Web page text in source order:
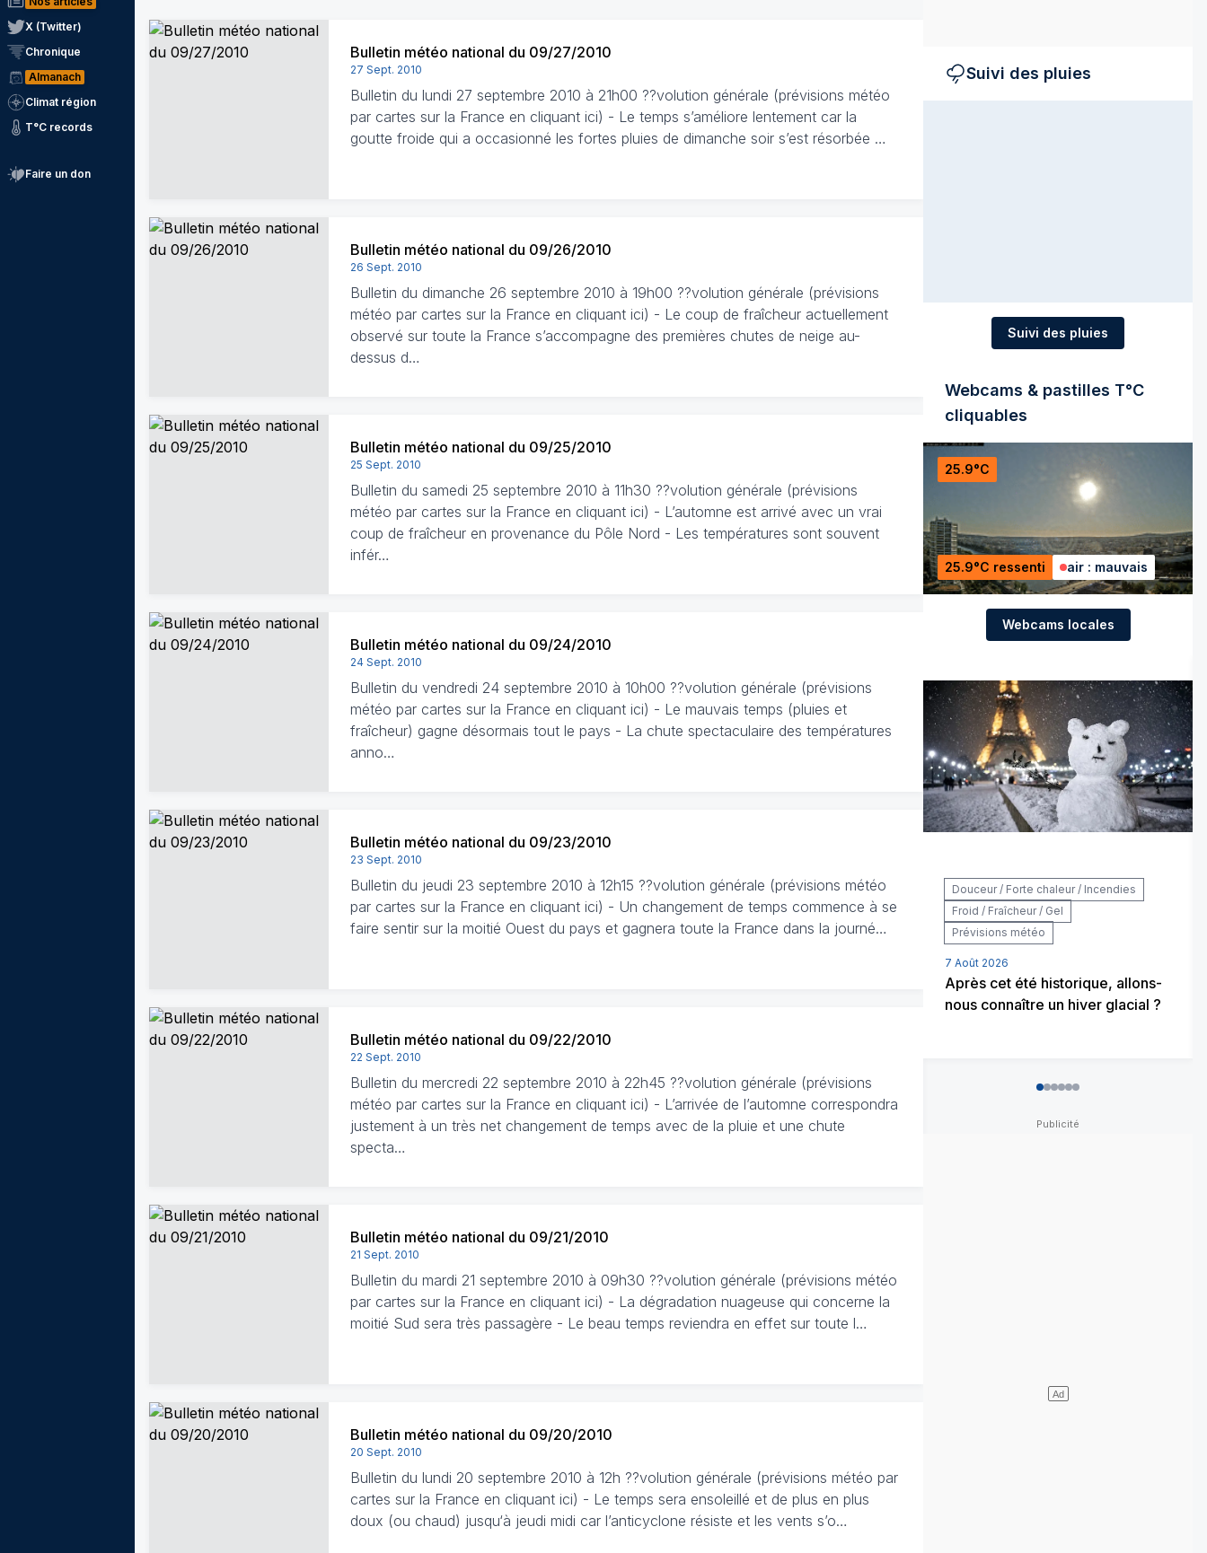
X (Twitter)
Chronique
Almanach
Climat région
T°C records
Faire un don
Bulletin météo national du 09/27/2010
27 Sept. 2010
Bulletin du lundi 27 septembre 2010 à 21h00 ??volution générale (prévisions météo
par cartes sur la France en cliquant ici) - Le temps s’améliore lentement car la
goutte froide qui a occasionné les fortes pluies de dimanche soir s’est résorbée …
Bulletin météo national du 09/26/2010
26 Sept. 2010
Bulletin du dimanche 26 septembre 2010 à 19h00 ??volution générale (prévisions
météo par cartes sur la France en cliquant ici) - Le coup de fraîcheur actuellement
observé sur toute la France s’accompagne des premières chutes de neige au-
dessus d…
Bulletin météo national du 09/25/2010
25 Sept. 2010
Bulletin du samedi 25 septembre 2010 à 11h30 ??volution générale (prévisions
météo par cartes sur la France en cliquant ici) - L’automne est arrivé avec un vrai
coup de fraîcheur en provenance du Pôle Nord - Les températures sont souvent
infér…
Bulletin météo national du 09/24/2010
24 Sept. 2010
Bulletin du vendredi 24 septembre 2010 à 10h00 ??volution générale (prévisions
météo par cartes sur la France en cliquant ici) - Le mauvais temps (pluies et
fraîcheur) gagne désormais tout le pays - La chute spectaculaire des températures
anno…
Bulletin météo national du 09/23/2010
23 Sept. 2010
Bulletin du jeudi 23 septembre 2010 à 12h15 ??volution générale (prévisions météo
par cartes sur la France en cliquant ici) - Un changement de temps commence à se
faire sentir sur la moitié Ouest du pays et gagnera toute la France dans la journé…
Bulletin météo national du 09/22/2010
22 Sept. 2010
Bulletin du mercredi 22 septembre 2010 à 22h45 ??volution générale (prévisions
météo par cartes sur la France en cliquant ici) - L’arrivée de l’automne correspondra
justement à un très net changement de temps avec de la pluie et une chute
specta…
Bulletin météo national du 09/21/2010
21 Sept. 2010
Bulletin du mardi 21 septembre 2010 à 09h30 ??volution générale (prévisions météo
par cartes sur la France en cliquant ici) - La dégradation nuageuse qui concerne la
moitié Sud sera très passagère - Le beau temps reviendra en effet sur toute l…
Bulletin météo national du 09/20/2010
20 Sept. 2010
Bulletin du lundi 20 septembre 2010 à 12h ??volution générale (prévisions météo par
cartes sur la France en cliquant ici) - Le temps sera ensoleillé et de plus en plus
doux (ou chaud) jusqu‘à jeudi midi car l’anticyclone résiste et les vents s’o…
Suivi des pluies
Suivi des pluies
Webcams & pastilles T°C
cliquables
25.9°C
25.9°C ressenti air : mauvais
Webcams locales
Douceur / Forte chaleur / Incendies
Froid / Fraîcheur / Gel
Prévisions météo
7 Août 2026
Après cet été historique, allons-
nous connaître un hiver glacial ?
012345